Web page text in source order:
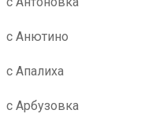
с Анютино
с Апалиха
с Арбузовка